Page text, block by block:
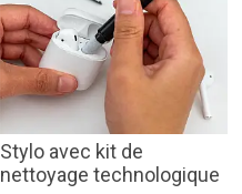
Stylo avec kit de
nettoyage technologique